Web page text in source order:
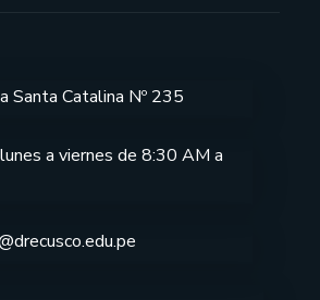
Santa Catalina Nº 235
a viernes de 8:30 AM a